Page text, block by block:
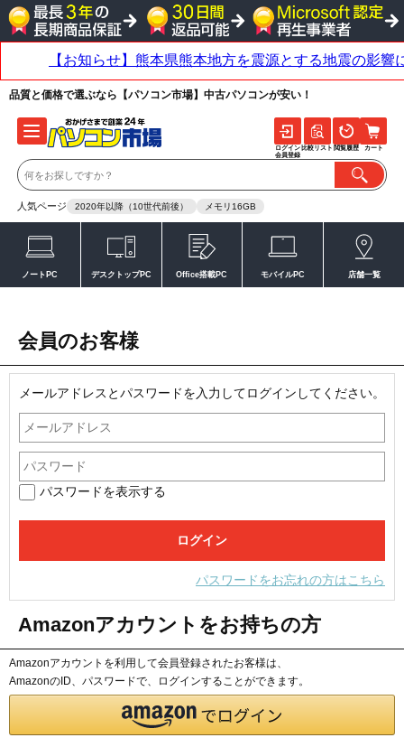
品質と価格で選ぶなら【パソコン市場】中古パソコンが安い！
人気ページ 2020年以降（10世代前後） メモリ16GB
ログイン
会員登録
比較リスト 閲覧履歴 カート
ノートPC デスクトップPC Office搭載PC モバイルPC 店舗一覧
会員のお客様
メールアドレスとパスワードを入力してログインしてください。
パスワードを表示する
パスワードをお忘れの方はこちら
Amazonアカウントをお持ちの方
Amazonアカウントを利用して会員登録されたお客様は、
AmazonのID、パスワードで、ログインすることができます。